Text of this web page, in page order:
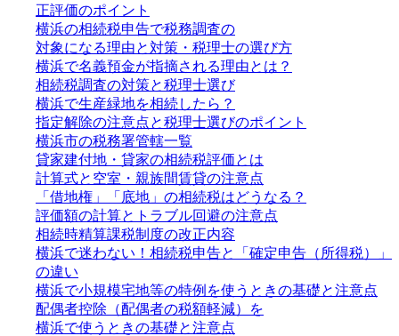
正評価のポイント
横浜の相続税申告で税務調査の
対象になる理由と対策・税理士の選び方
横浜で名義預金が指摘される理由とは？
相続税調査の対策と税理士選び
横浜で生産緑地を相続したら？
指定解除の注意点と税理士選びのポイント
横浜市の税務署管轄一覧
貸家建付地・貸家の相続税評価とは
計算式と空室・親族間賃貸の注意点
「借地権」「底地」の相続税はどうなる？
評価額の計算とトラブル回避の注意点
相続時精算課税制度の改正内容
横浜で迷わない！相続税申告と「確定申告（所得税）」
の違い
横浜で小規模宅地等の特例を使うときの基礎と注意点
配偶者控除（配偶者の税額軽減）を
横浜で使うときの基礎と注意点